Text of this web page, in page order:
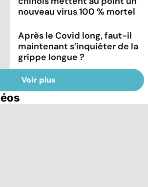
nouveau virus 100 % mortel
Après le Covid long, faut-il
maintenant s’inquiéter de la
grippe longue ?
Voir plus